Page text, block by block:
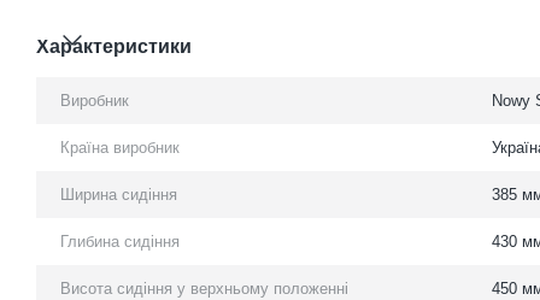
Характеристики
Виробник Nowy
Країна виробник
Ширина сидіння 385
Глибина сидіння 430
Висота сидіння у верхньому положенні 450